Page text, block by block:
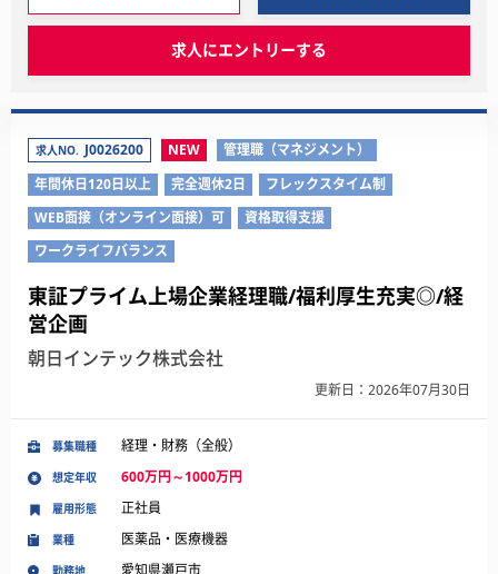
求人にエントリーする
求人NO. J0026200 NEW
管理職（マネジメント）
年間休日120日以上
完全週休2日
フレックスタイム制
WEB面接（オンライン面接）可
資格取得支援
ワークライフバランス
東証プライム上場企業経理職/福利厚生充実◎/経
営企画
朝日インテック株式会社
更新日：2026年07月30日
募集職種 経理・財務（全般）
想定年収 600万円～1000万円
業種 医薬品・医療機器
勤務地 愛知県瀬戸市
雇用形態 正社員